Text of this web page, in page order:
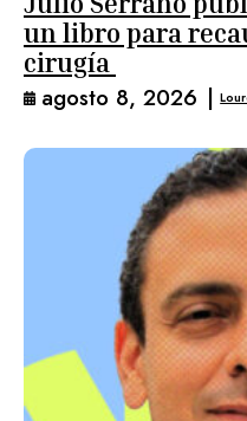
un libro para
cirugía
agosto 8, 2026 |